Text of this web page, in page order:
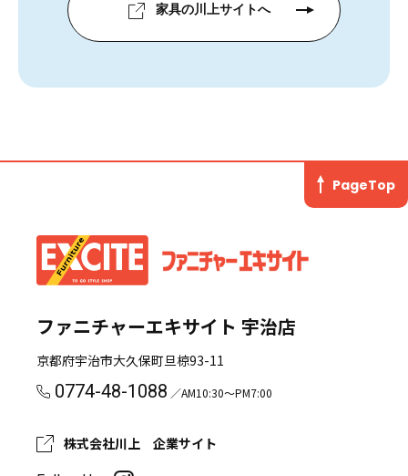
家具の川上サイトへ
PageTop
ファニチャーエキサイト 宇治店
京都府宇治市大久保町旦椋93-11
0774-48-1088 ／AM10:30～PM7:00
株式会社川上 企業サイト